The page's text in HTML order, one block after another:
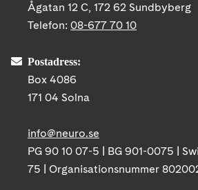
Ågatan 12 C, 172 62 Sundbyberg
Telefon: 08-677 70 10
Postadress:
Box 4086
171 04 Solna
info@neuro.se
PG 90 10 07-5 | BG 901-0075 |
75 | Organisationsnummer